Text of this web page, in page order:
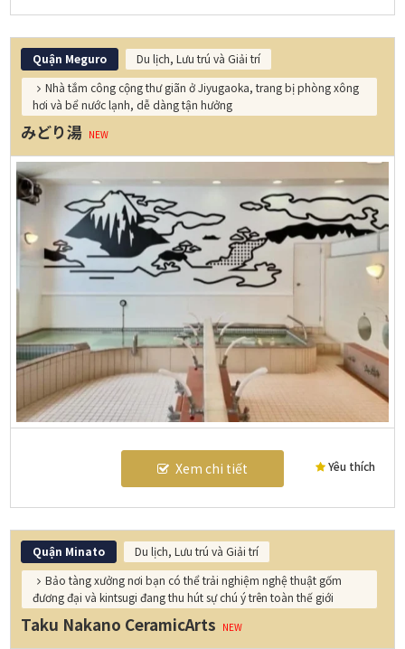
Quận Meguro
Du lịch, Lưu trú và Giải trí
Nhà tắm công cộng thư giãn ở Jiyugaoka, trang bị phòng xông
hơi và bể nước lạnh, dễ dàng tận hưởng
Yêu thích
みどり湯 NEW
Xem chi tiết
Quận Minato
Du lịch, Lưu trú và Giải trí
Bảo tàng xưởng nơi bạn có thể trải nghiệm nghệ thuật gốm
đương đại và kintsugi đang thu hút sự chú ý trên toàn thế giới
Taku Nakano CeramicArts NEW